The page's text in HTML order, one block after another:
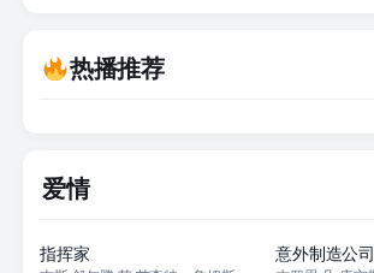
热播推荐
爱情
指挥家 意外制造公司